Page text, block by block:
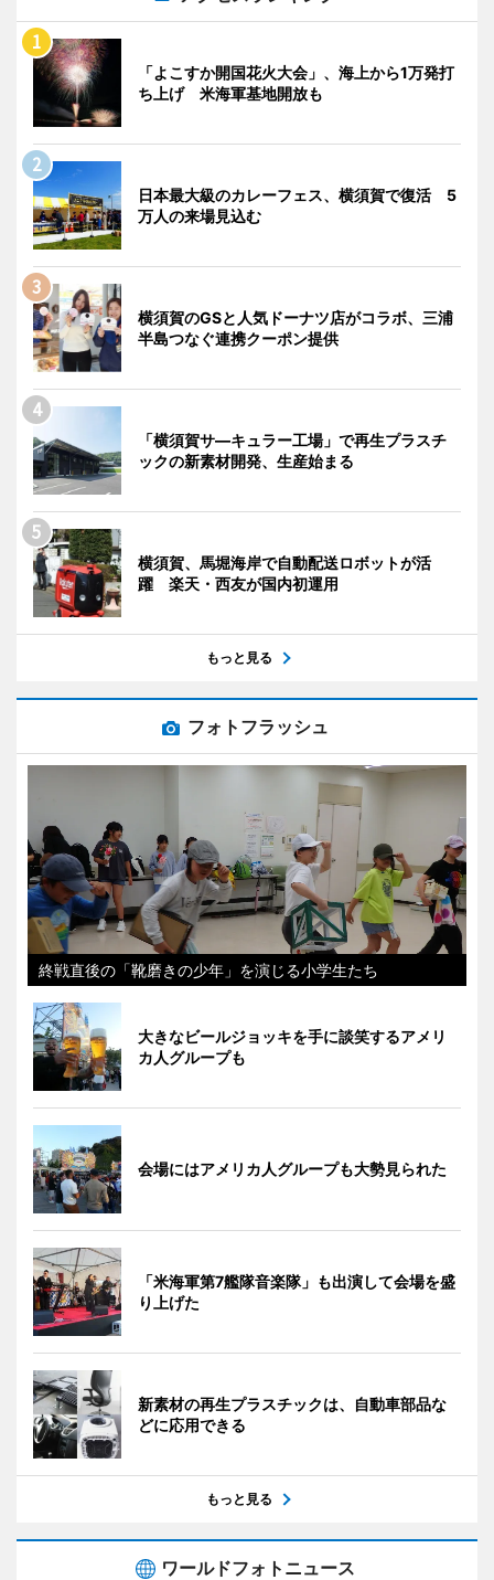
「よこすか開国花火大会」、海上から1万発打
ち上げ 米海軍基地開放も
日本最大級のカレーフェス、横須賀で復活 5
万人の来場見込む
横須賀のGSと人気ドーナツ店がコラボ、三浦
半島つなぐ連携クーポン提供
「横須賀サ―キュラー工場」で再生プラスチ
ックの新素材開発、生産始まる
横須賀、馬堀海岸で自動配送ロボットが活
躍 楽天・西友が国内初運用
もっと見る
フォトフラッシュ
終戦直後の「靴磨きの少年」を演じる小学生たち
大きなビールジョッキを手に談笑するアメリ
カ人グループも
会場にはアメリカ人グループも大勢見られた
「米海軍第7艦隊音楽隊」も出演して会場を盛
り上げた
新素材の再生プラスチックは、自動車部品な
どに応用できる
もっと見る
ワールドフォトニュース